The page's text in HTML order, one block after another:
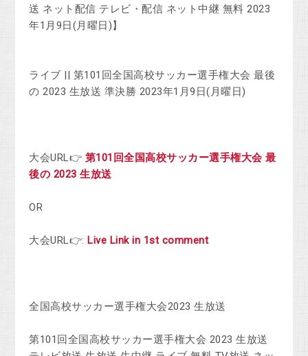
送 ネット配信 テレビ・配信 ネット中継 無料 2023
年1月9日(月曜日)】
ライブ || 第101回全国高校サッカー選手権大会 最後
の 2023 生放送 準決勝 2023年1月9日(月曜日)
大会URL👉 第101回全国高校サッカー選手権大会 最
後の 2023 生放送
OR
大会URL👉: Live Link in 1st comment
全国高校サッカー選手権大会2023 生放送
第101回全国高校サッカー選手権大会 2023 生放送